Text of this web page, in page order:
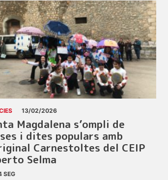
13/02/2026
Magdalena s’ompli de
i dites populars amb
Carnestoltes del CEIP
Selma
SEG